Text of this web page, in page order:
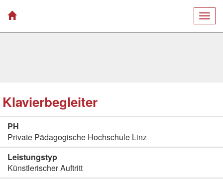
Klavierbegleiter
PH
Private Pädagogische Hochschule Linz
Leistungstyp
Künstlerischer Auftritt